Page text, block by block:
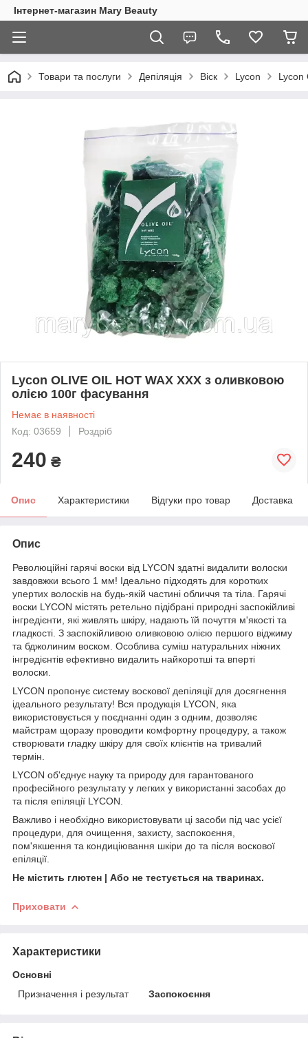
Інтернет-магазин Mary Beauty
Товари та послуги Депіляція Віск Lycon Lycon
Lycon OLIVE OIL HOT WAX XXX з оливковою
олією 100г фасування
Немає в наявності
Код: 03659
Роздріб
240 ₴
Опис Характеристики Відгуки про товар Доставка
Опис
Революційні гарячі воски від LYCON здатні видалити волоски
завдовжки всього 1 мм! Ідеально підходять для коротких
упертих волосків на будь-якій частині обличчя та тіла. Гарячі
воски LYCON містять ретельно підібрані природні заспокійливі
інгредієнти, які живлять шкіру, надають їй почуття м'якості та
гладкості. З заспокійливою оливковою олією першого віджиму
та бджолиним воском. Особлива суміш натуральних ніжних
інгредієнтів ефективно видалить найкоротші та вперті
волоски.
LYCON пропонує систему воскової депіляції для досягнення
ідеального результату! Вся продукція LYCON, яка
використовується у поєднанні один з одним, дозволяє
майстрам щоразу проводити комфортну процедуру, а також
створювати гладку шкіру для своїх клієнтів на тривалий
термін.
LYCON об'єднує науку та природу для гарантованого
професійного результату у легких у використанні засобах до
та після епіляції LYCON.
Важливо і необхідно використовувати ці засоби під час усієї
процедури, для очищення, захисту, заспокоєння,
пом'якшення та кондиціювання шкіри до та після воскової
епіляції.
Не містить глютен | Або не тестується на тваринах.
Приховати
Характеристики
Основні
Призначення і результат
Заспокоєння